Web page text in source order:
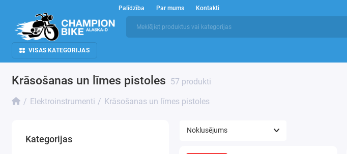
Palīdzība Par mums Kontakti
VISAS KATEGORIJAS
Krāsošanas un līmes pistoles 57 produkti
Elektroinstrumenti Krāsošanas un līmes pistoles
Kategorijas